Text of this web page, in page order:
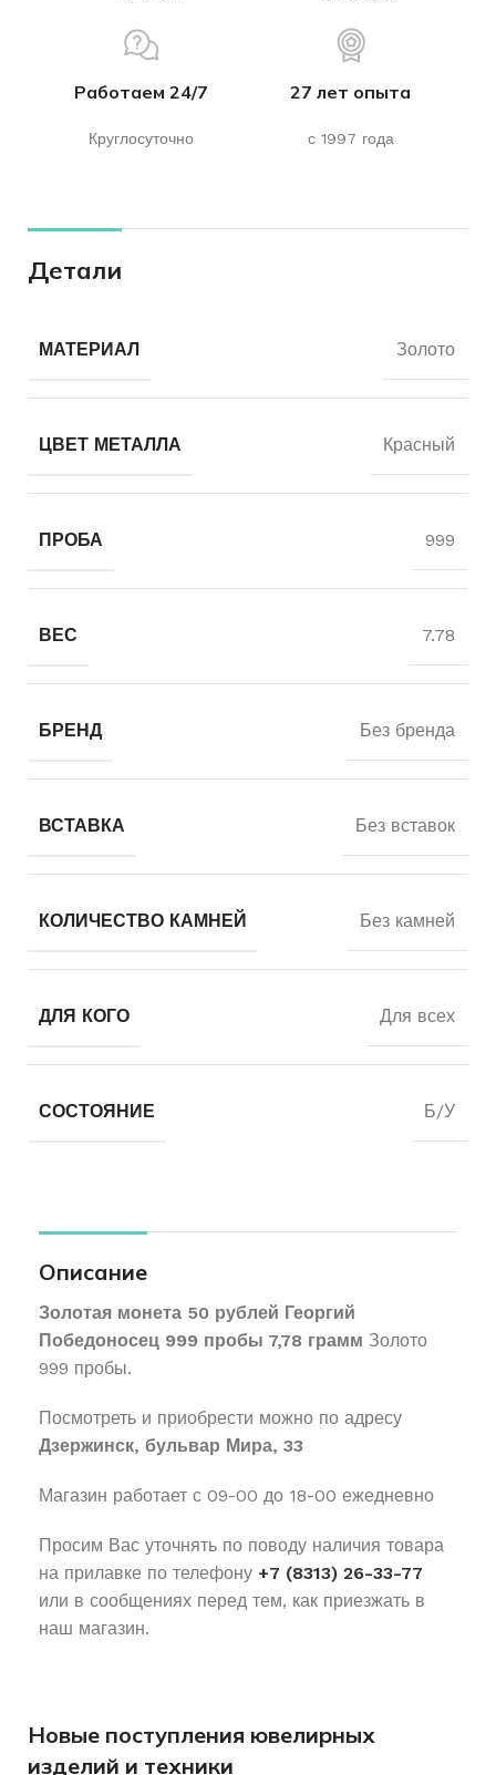
Работаем 24/7
Круглосуточно
27 лет опыта
с 1997 года
Детали
МАТЕРИАЛ Золото
ЦВЕТ МЕТАЛЛА Красный
ПРОБА 999
ВЕС 7.78
БРЕНД Без бренда
ВСТАВКА Без вставок
КОЛИЧЕСТВО КАМНЕЙ Без камней
ДЛЯ КОГО Для всех
СОСТОЯНИЕ Б/У
Описание
Золотая монета 50 рублей Георгий
Победоносец 999 пробы 7,78 грамм Золото
999 пробы.
Посмотреть и приобрести можно по адресу
Дзержинск, бульвар Мира, 33
Магазин работает с 09-00 до 18-00 ежедневно
Просим Вас уточнять по поводу наличия товара
на прилавке по телефону +7 (8313) 26-33-77
или в сообщениях перед тем, как приезжать в
наш магазин.
Новые поступления ювелирных
изделий и техники